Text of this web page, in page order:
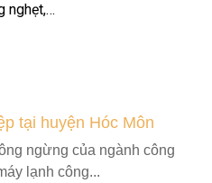
nghẹt,…
tại huyện Hóc Môn
ngừng của ngành công
lạnh công...